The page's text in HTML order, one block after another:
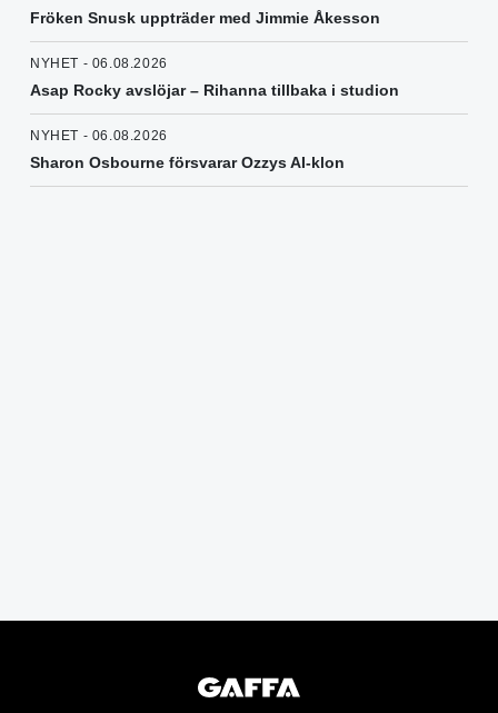
Fröken Snusk uppträder med Jimmie Åkesson
NYHET - 06.08.2026
Asap Rocky avslöjar – Rihanna tillbaka i studion
NYHET - 06.08.2026
Sharon Osbourne försvarar Ozzys AI-klon